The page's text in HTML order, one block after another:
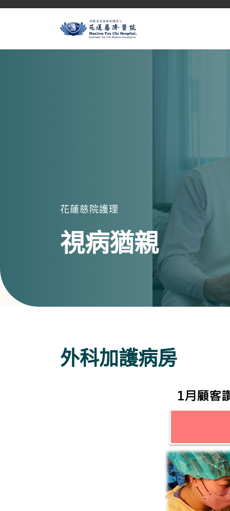
花蓮慈院護理
視病猶親
外科加護病房